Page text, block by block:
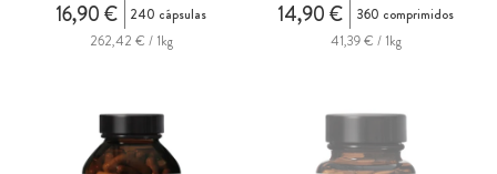
16,90 €
240 cápsulas
262,42 € / 1kg
14,90 €
360 comprimidos
41,39 € / 1kg